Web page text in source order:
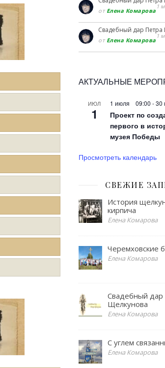
от Елена Комарова
1
Свадебный дар Петра
от Елена Комарова
1
АКТУАЛЬНЫЕ
ИЮЛ
1
1 июля 09:00 -30
Проект по
первого в
музея Победы
Просмотреть календарь
СВЕЖИЕ
История
кирпича
Елена Комарова
Черемховские
Елена Комарова
Свадебный дар
Щелкунова
Елена Комарова
С углем
Елена Комарова